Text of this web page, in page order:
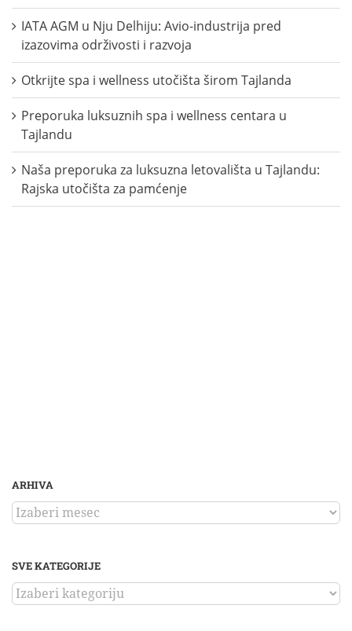
IATA AGM u Nju Delhiju: Avio-industrija pred
izazovima održivosti i razvoja
Otkrijte spa i wellness utočišta širom Tajlanda
Preporuka luksuznih spa i wellness centara u
Tajlandu
Naša preporuka za luksuzna letovališta u Tajlandu:
Rajska utočišta za pamćenje
ARHIVA
ARHIVA
SVE KATEGORIJE
SVE
KATEGORIJE